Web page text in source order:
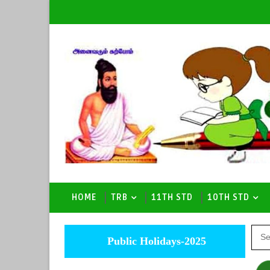
HOME TRB 11TH STD 10TH STD
Public Holidays-2025